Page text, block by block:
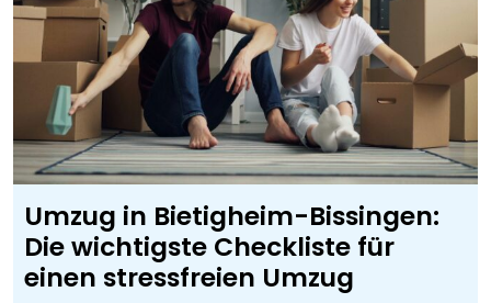
Umzug in Bietigheim-Bissingen:
Die wichtigste Checkliste für
einen stressfreien Umzug